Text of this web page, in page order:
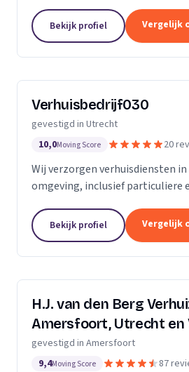
Bekijk profiel Vergelijk
Verhuisbedrijf030
gevestigd in Utrecht
10,0Moving Score 20
Wij verzorgen verhuisdiensten
omgeving, inclusief particuliere
Bekijk profiel Vergelijk
H.J. van den Berg
Amersfoort, Utrecht en
gevestigd in Amersfoort
9,4Moving Score 87